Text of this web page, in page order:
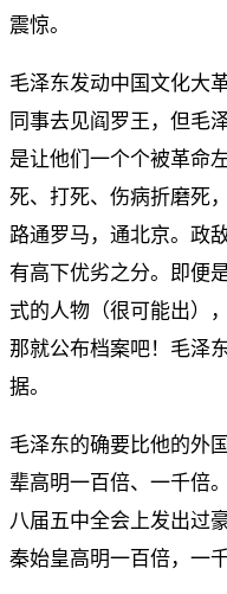
震惊。
毛泽东发动中国文化大
同事去见阎罗王，但毛
是让他们一个个被革命
死、打死、伤病折磨死
路通罗马，通北京。政
有高下优劣之分。即便
式的人物（很可能出）
那就公布档案吧！毛泽
据。
毛泽东的确要比他的外
辈高明一百倍、一千倍
八届五中全会上发出过
秦始皇高明一百倍，一千